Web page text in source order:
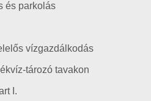
és parkolás
vízgazdálkodás
tározó tavakon
I.